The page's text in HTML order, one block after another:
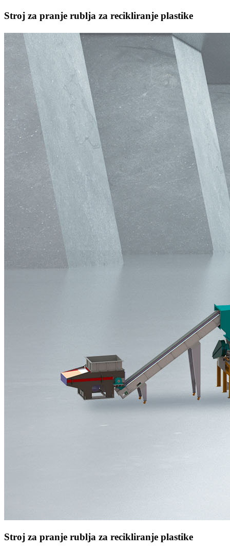
Stroj za pranje rublja za recikliranje plastike
Stroj za pranje rublja za recikliranje plastike